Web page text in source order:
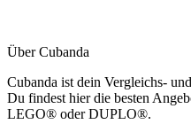
Über Cubanda
Cubanda ist dein Vergleichs-
Du findest hier die besten
LEGO® oder DUPLO®.